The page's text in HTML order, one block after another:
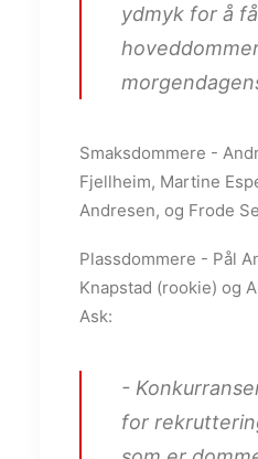
ydmyk for å
Smaksdommere -
Fjellheim, Martine
Andresen, og Frode
Plassdommere - Pål
Knapstad (rookie) og
Ask:
-
for